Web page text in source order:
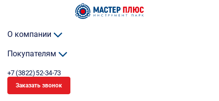
О компании
Покупателям
+7 (3822) 52-34-73
Заказать звонок